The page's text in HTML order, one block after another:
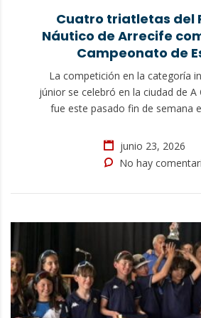
Cuatro triatletas del
Náutico de Arrecife
Campeonato de
La competición en la categoría
júnior se celebró en la ciudad de A
fue este pasado fin de semana
desarrolló en las categorías
Una de las citas más
nacional base
junio 23, 2026
No hay